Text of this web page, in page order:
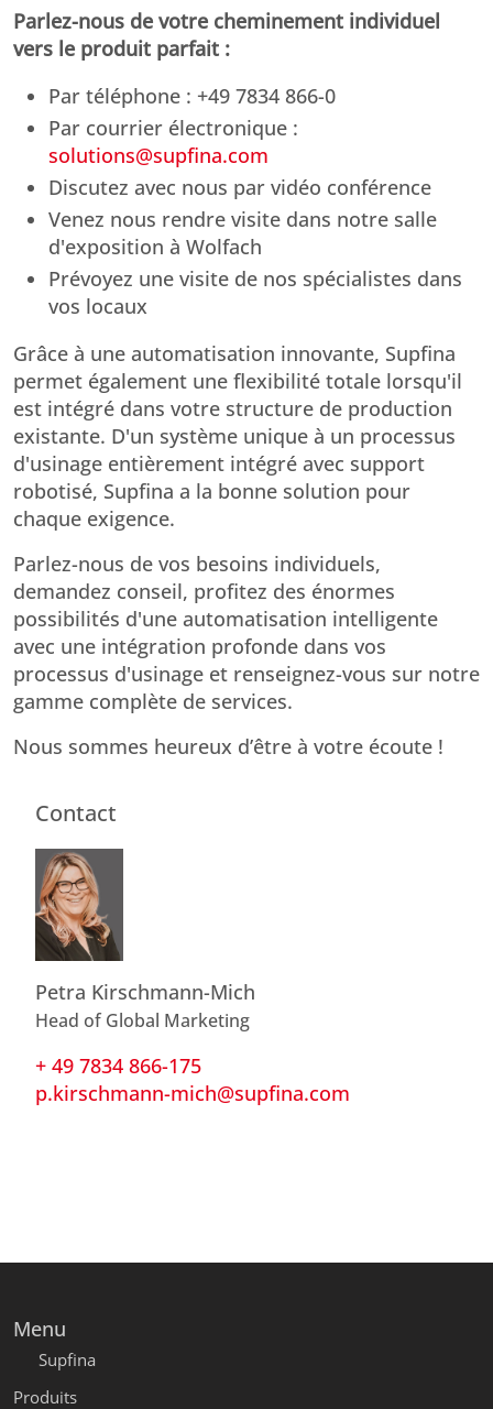
Parlez-nous de votre cheminement individuel
vers le produit parfait :
Par téléphone : +49 7834 866-0
Par courrier électronique :
solutions@supfina.com
Discutez avec nous par vidéo conférence
Venez nous rendre visite dans notre salle
d'exposition à Wolfach
Prévoyez une visite de nos spécialistes dans
vos locaux
Grâce à une automatisation innovante, Supfina
permet également une flexibilité totale lorsqu'il
est intégré dans votre structure de production
existante. D'un système unique à un processus
d'usinage entièrement intégré avec support
robotisé, Supfina a la bonne solution pour
chaque exigence.
Parlez-nous de vos besoins individuels,
demandez conseil, profitez des énormes
possibilités d'une automatisation intelligente
avec une intégration profonde dans vos
processus d'usinage et renseignez-vous sur notre
gamme complète de services.
Nous sommes heureux d’être à votre écoute !
Contact
Petra Kirschmann-Mich
Head of Global Marketing
+ 49 7834 866-175
p.kirschmann-mich@supfina.com
Menu
Supfina
Produits